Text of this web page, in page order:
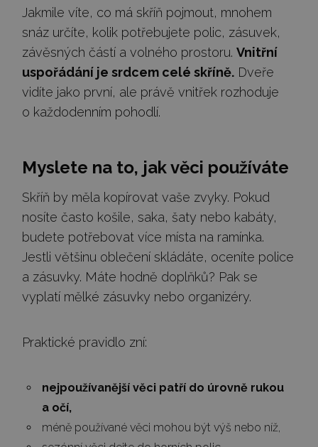
Jakmile víte, co má skříň pojmout, mnohem
snáz určíte, kolik potřebujete polic, zásuvek,
závěsných částí a volného prostoru. Vnitřní
uspořádání je srdcem celé skříně. Dveře
vidíte jako první, ale právě vnitřek rozhoduje
o každodenním pohodlí.
Myslete na to, jak věci používáte
Skříň by měla kopírovat vaše zvyky. Pokud
nosíte často košile, saka, šaty nebo kabáty,
budete potřebovat více místa na ramínka.
Jestli většinu oblečení skládáte, oceníte police
a zásuvky. Máte hodně doplňků? Pak se
vyplatí mělké zásuvky nebo organizéry.
Praktické pravidlo zní:
nejpoužívanější věci patří do úrovně rukou
a očí,
méně používané věci mohou být výš nebo níž,